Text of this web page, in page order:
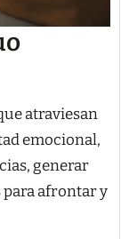
atraviesan
emocional,
generar
afrontar y